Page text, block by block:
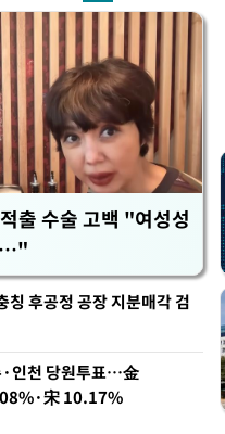
출 수술 고백 "여성성
…"
칭 후공정 공장 지분매각 검
·인천 당원투표…金
宋 10.17%